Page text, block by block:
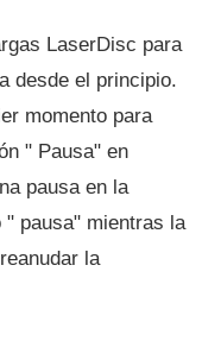
LaserDisc para
desde el principio.
momento para
" Pausa" en
pausa en la
pausa" mientras la
la